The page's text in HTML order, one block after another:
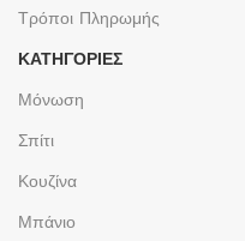
Τρόποι Πληρωμής
ΚΑΤΗΓΟΡΙΕΣ
Μόνωση
Σπίτι
Κουζίνα
Μπάνιο